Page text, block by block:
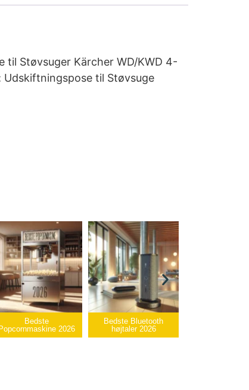
til Støvsuger Kärcher WD/KWD 4-
til Støvsuge
2026
Bedste Bluetooth
højtaler 2026
Bedste infrarøde
varmepude 2026